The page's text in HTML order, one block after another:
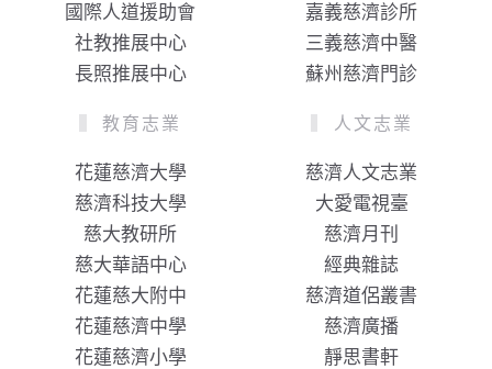
國際人道援助會
社教推展中心
長照推展中心
嘉義慈濟診所
三義慈濟中醫
蘇州慈濟門診
教育志業
花蓮慈濟大學
慈濟科技大學
慈大教研所
慈大華語中心
花蓮慈大附中
花蓮慈濟中學
花蓮慈濟小學
人文志業
慈濟人文志業
大愛電視臺
慈濟月刊
經典雜誌
慈濟道侶叢書
慈濟廣播
靜思書軒